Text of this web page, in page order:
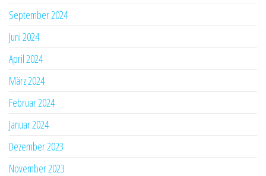
September 2024
Juni 2024
April 2024
März 2024
Februar 2024
Januar 2024
Dezember 2023
November 2023